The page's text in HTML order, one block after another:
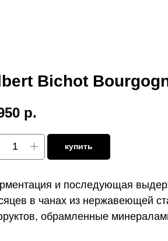
Bichot
р.
купить
и последующая
в чанах из нержавеющей
обрамленные